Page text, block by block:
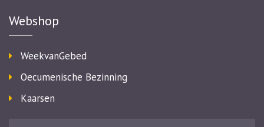
Webshop
WeekvanGebed
Oecumenische Bezinning
Kaarsen